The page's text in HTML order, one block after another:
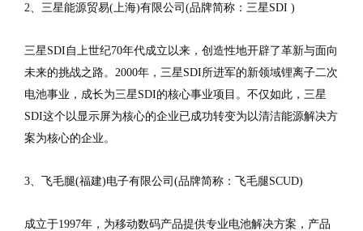
2、三星能源贸易(上海)有限公司(品牌简称：三星SDI )
三星SDI自上世纪70年代成立以来，创造性地开辟了革新与面向
未来的挑战之路。2000年，三星SDI所进军的新领域锂离子二次
电池事业，成长为三星SDI的核心事业项目。不仅如此，三星
SDI这个以显示屏为核心的企业已成功转变为以清洁能源解决方
案为核心的企业。
3、飞毛腿(福建)电子有限公司(品牌简称：飞毛腿SCUD)
成立于1997年，为移动数码产品提供专业电池解决方案，产品